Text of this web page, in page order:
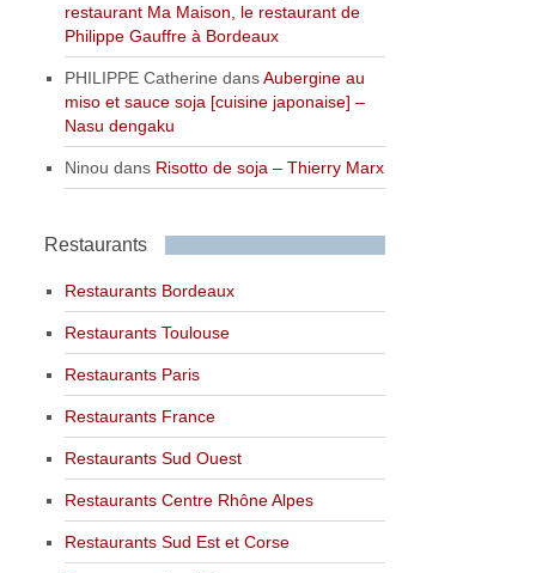
restaurant Ma Maison, le restaurant de
Philippe Gauffre à Bordeaux
PHILIPPE Catherine dansAubergine au
miso et sauce soja [cuisine japonaise] –
Nasu dengaku
Ninou dans Risotto de soja – Thierry Marx
Restaurants
Restaurants Bordeaux
Restaurants Toulouse
Restaurants Paris
Restaurants France
Restaurants Sud Ouest
Restaurants Centre Rhône Alpes
Restaurants Sud Est et Corse